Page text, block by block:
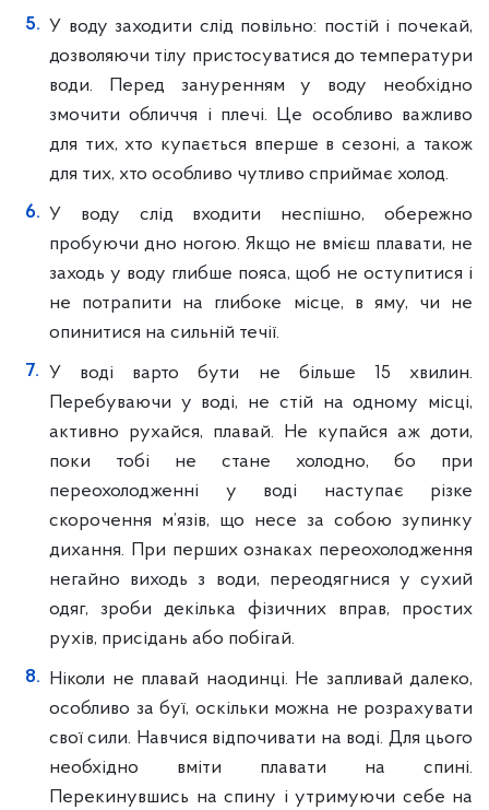
У воду заходити слід повільно: постій і почекай,
дозволяючи тілу пристосуватися до температури
води. Перед зануренням у воду необхідно
змочити обличчя і плечі. Це особливо важливо
для тих, хто купається вперше в сезоні, а також
для тих, хто особливо чутливо сприймає холод.
У воду слід входити неспішно, обережно
пробуючи дно ногою. Якщо не вмієш плавати, не
заходь у воду глибше пояса, щоб не оступитися і
не потрапити на глибоке місце, в яму, чи не
опинитися на сильній течії.
У воді варто бути не більше 15 хвилин.
Перебуваючи у воді, не стій на одному місці,
активно рухайся, плавай. Не купайся аж доти,
поки тобі не стане холодно, бо при
переохолодженні у воді наступає різке
скорочення м’язів, що несе за собою зупинку
дихання. При перших ознаках переохолодження
негайно виходь з води, переодягнися у сухий
одяг, зроби декілька фізичних вправ, простих
рухів, присідань або побігай.
Ніколи не плавай наодинці. Не запливай далеко,
особливо за буї, оскільки можна не розрахувати
свої сили. Навчися відпочивати на воді. Для цього
необхідно вміти плавати на спині.
Перекинувшись на спину і утримуючи себе на